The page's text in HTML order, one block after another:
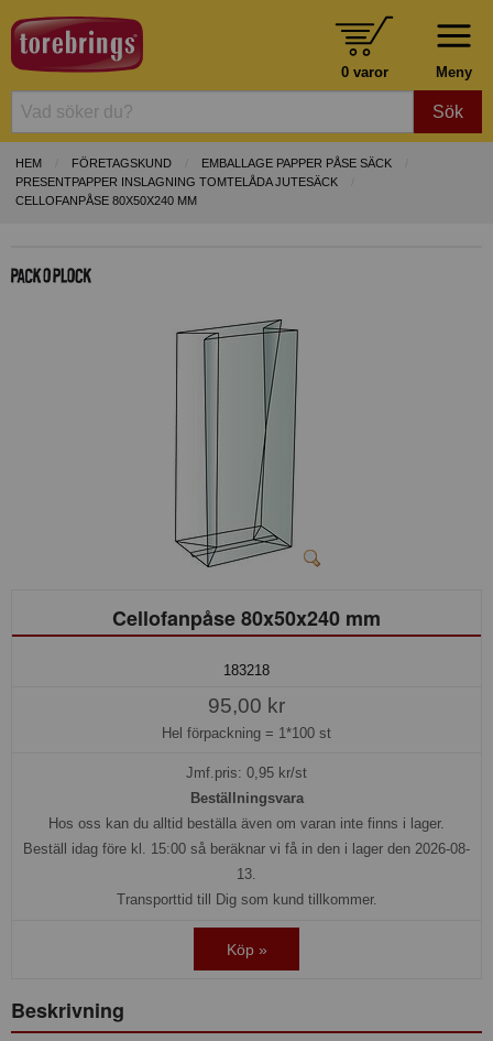
Meny
0 varor
Sök
HEM FÖRETAGSKUND
EMBALLAGE PAPPER PÅSE SÄCK
PRESENTPAPPER INSLAGNING TOMTELÅDA JUTESÄCK
CELLOFANPÅSE 80X50X240 MM
Cellofanpåse 80x50x240 mm
183218
95,00 kr
Hel förpackning = 1*100 st
Jmf.pris: 0,95 kr/st
Beställningsvara
Hos oss kan du alltid beställa även om varan inte finns i lager.
Beställ idag före kl. 15:00 så beräknar vi få in den i lager den 2026-08-
13.
Transporttid till Dig som kund tillkommer.
Köp »
Beskrivning